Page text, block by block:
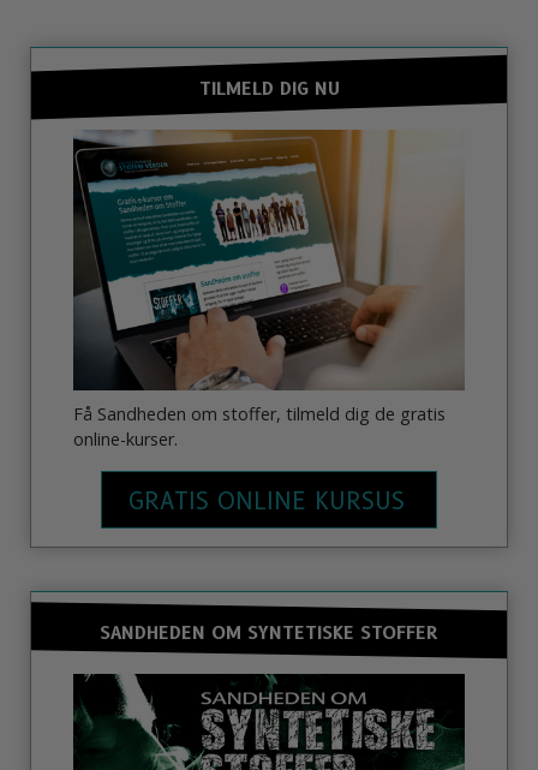
TILMELD DIG NU
Få Sandheden om stoffer, tilmeld dig de gratis
online-kurser.
GRATIS ONLINE KURSUS
SANDHEDEN OM SYNTETISKE STOFFER